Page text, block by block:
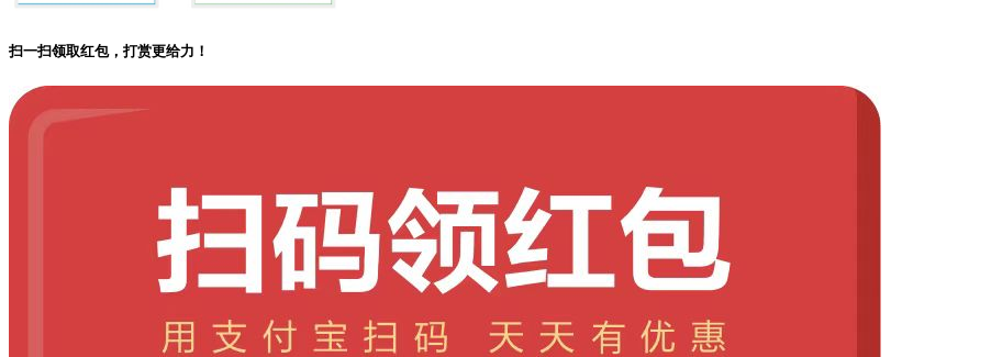
扫一扫领取红包，打赏更给力！